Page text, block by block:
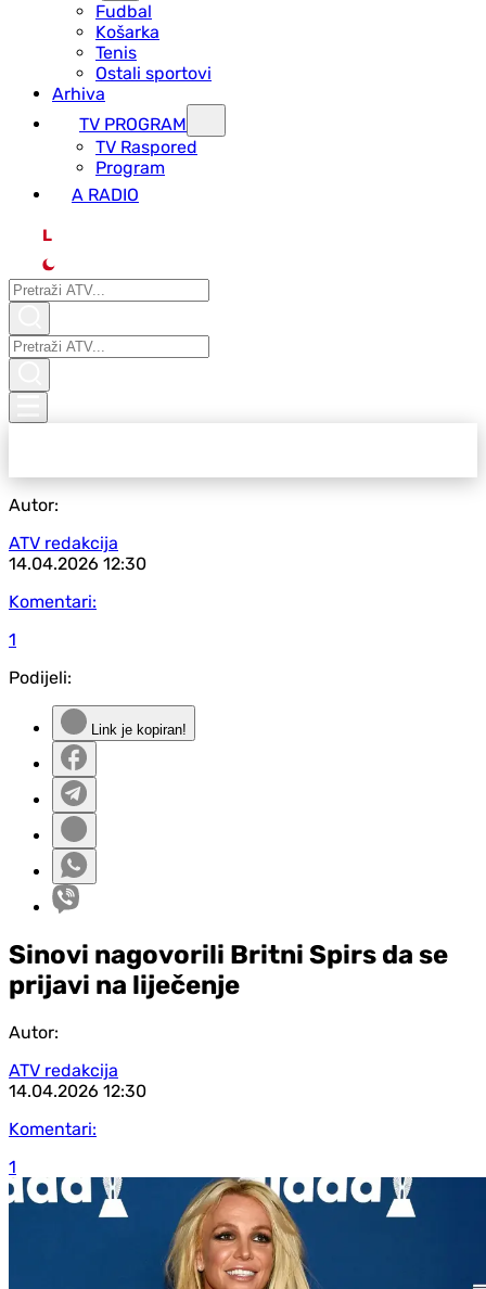
Fudbal
Košarka
Tenis
Ostali sportovi
Arhiva
TV PROGRAM
ТV Raspored
Program
A RADIO
L
Autor:
ATV redakcija
14.04.2026 12:30
Komentari:
1
Podijeli:
Link je kopiran!
Sinovi nagovorili Britni Spirs da se
prijavi na liječenje
Autor:
ATV redakcija
14.04.2026 12:30
Komentari:
1